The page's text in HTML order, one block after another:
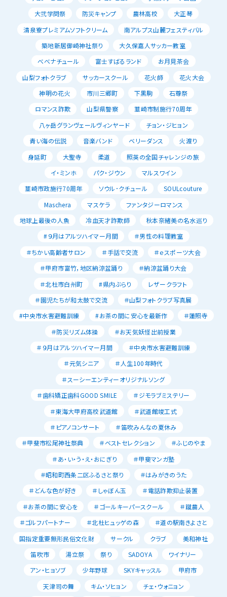
大弐学問祭
防災キャンプ 農林高校
大正琴
清泉寮プレミアムソフトクリーム
南アルプス山麓フェスティバル
築地新居御崎神社祭り
大久保嘉人サッカー教室
べべナチュール
富士すばるランド
お月見茶会
山梨フォトクラブ
サッカースクール 花火師
花火大会
神明の花火
市川三郷町 下黒駒
石尊祭
ロマンス詐欺
山梨県警察
韮崎市制施行70周年
八ヶ岳グランヴェールヴィンヤード
チョン・ジヒョン
青い海の伝説
音楽バンド ベリーダンス
火渡り
身延町
大聖寺 柔道
照英の全国チャレンジの旅
イ・ミンホ
パク・ジウン
マルスワイン
韮崎市政施行70周年
ソウル･クチュール
SOULcouture
Maschera
マスケラ
ファンタジーロマンス
地球上最後の人魚
冷血天才詐欺師
秋本奈緒美の名水巡り
#９月はアルツハイマー月間
＃男性の料理教室
＃ちかい高齢者サロン
＃手話で交流
＃ｅスポーツ大会
＃甲府市富竹，地区納涼盆踊り
＃納涼盆踊り大会
＃北杜市白州町
#県内ぶらり
レザークラフト
＃園児たちが和太鼓で交流
＃山梨フォトクラブ写真展
#中央市水害避難訓練
#お茶の間に安心を最新作
＃蓮照寺
＃防災リズム体操
＃お天気妖怪出前授業
＃９月はアルツハイマー月間
＃中央市水害避難訓練
＃元気シニア
＃人生100年時代
＃スーシーエンティーオリジナルソング
＃歯科矯正歯科GOOD SMILE
＃ジモラブミステリー
＃東海大甲府高校武道館
＃武道館竣工式
＃ピアノコンサート
＃笛吹みんなの夏休み
＃甲斐市松尾神社祭典
＃ベストセレクション
＃ふじのやま
＃あ・い・う・え・おにぎり
＃甲斐マンガ塾
＃昭和町西条二区ふるさと祭り
＃はみがきのうた
＃どんな色が好き
＃しゃぼん玉
＃電話詐欺抑止装置
＃お茶の間に安心を
＃ゴールキーパースクール
＃蹴農人
＃ゴルフパートナー
＃北杜ヒュッゲの森
＃道の駅南きよさと
国指定重要無形民俗文化財
サークル クラブ
美和神社
笛吹市
湯立祭 祭り SADOYA
ワイナリー
アン・ヒョソブ
少年野球 SKYキャッスル
甲府市
天津司の舞
キム・ソヒョン
チェ・ウォニョン